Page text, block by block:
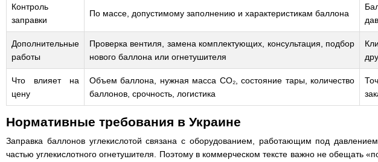
Контроль
заправки
По массе, допустимому заполнению и характеристикам баллона
Дополнительные
работы
Проверка вентиля, замена комплектующих, консультация, подбор
нового баллона или огнетушителя
Что влияет на
цену
Объем баллона, нужная масса CO₂, состояние тары, количество
баллонов, срочность, логистика
Нормативные требования в Украине
Заправка баллонов углекислотой связана с оборудованием, работающим под
частью углекислотного огнетушителя. Поэтому в коммерческом тексте важно не обещать